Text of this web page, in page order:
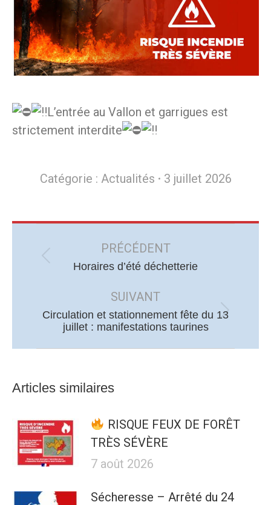
L’entrée au Vallon et garrigues est
strictement interdite
Catégorie : Actualités 3 juillet 2026
PRÉCÉDENT
Article
:
Horaires d’été déchetterie
SUIVANT
Article
Circulation et stationnement fête du 13
juillet : manifestations taurines
Articles similaires
RISQUE FEUX DE FORÊT
TRÈS SÉVÈRE
7 août 2026
Sécheresse – Arrêté du 24